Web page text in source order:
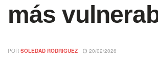
más
POR SOLEDAD RODRIGUEZ 20/02/2026